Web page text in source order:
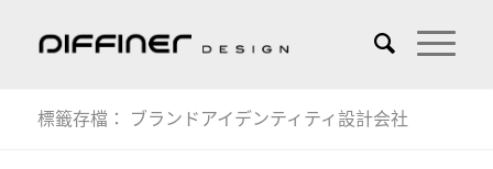
標籤存檔： ブランドアイデンティティ設計会社